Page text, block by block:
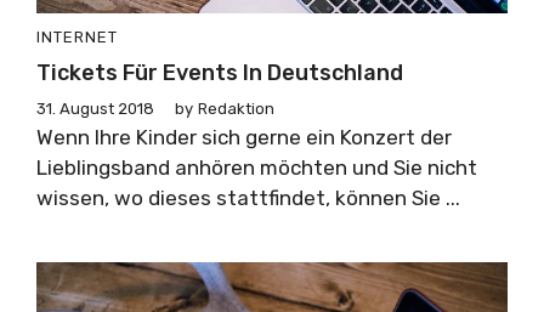
INTERNET
Tickets Für Events In Deutschland
31. August 2018 by Redaktion
Wenn Ihre Kinder sich gerne ein Konzert der
Lieblingsband anhören möchten und Sie nicht
wissen, wo dieses stattfindet, können Sie ...